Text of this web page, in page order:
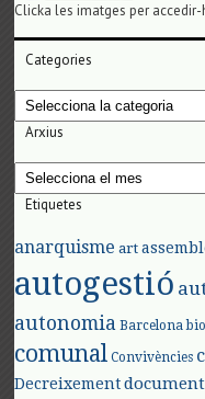
Clicka les imatges per accedir-
Categories
Categories
Arxius
Arxius
Etiquetes
anarquisme art
autogestió
autonomia Barcelona
comunal Convivències
Decreixement